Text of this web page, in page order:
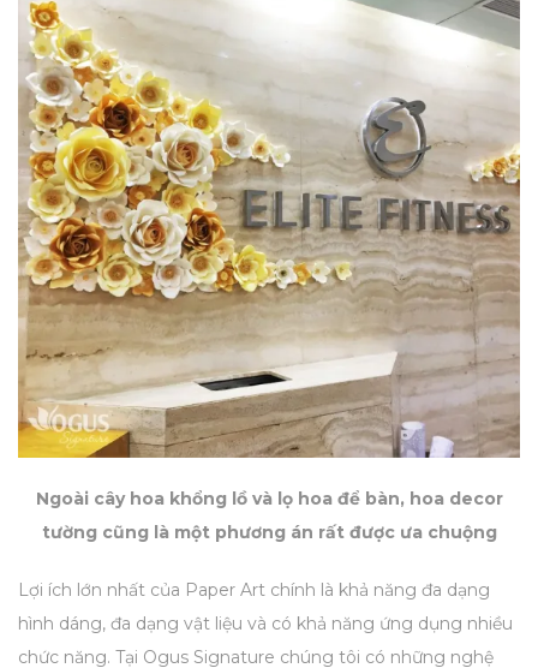
Ngoài cây hoa khổng lồ và lọ hoa để bàn, hoa decor
tường cũng là một phương án rất được ưa chuộng
Lợi ích lớn nhất của Paper Art chính là khả năng đa dạng
hình dáng, đa dạng vật liệu và có khả năng ứng dụng nhiều
chức năng. Tại Ogus Signature chúng tôi có những nghệ